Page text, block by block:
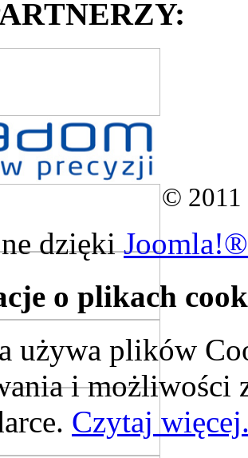
©
dziękiJoomla!®
o plikach
używa plików
i możliwości
Czytaj